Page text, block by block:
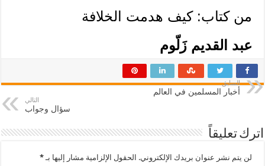
من كتاب: كيف هدمت الخلافة
عبد القديم زَلّوم
السابق
أخبار المسلمين في العالم
التالي
سؤال وجواب
اترك تعليقاً
لن يتم نشر عنوان بريدك الإلكتروني. الحقول الإلزامية مشار إليها بـ*